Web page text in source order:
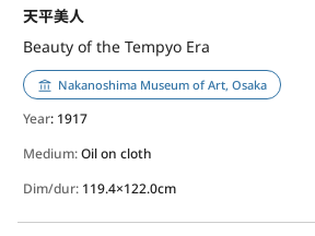
天平美人
Beauty of the Tempyo Era
Nakanoshima Museum of Art, Osaka
Year: 1917
Medium:Oil on cloth
Dim/dur: 119.4×122.0cm